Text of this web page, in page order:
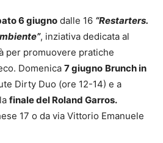
6 giugno dalle 16 “Restarters.
, inziativa dedicata al
per promuovere pratiche
Domenica 7 giugno Brunch in
Dirty Duo (ore 12-14) e a
finale del Roland Garros.
17 o da via Vittorio Emanuele